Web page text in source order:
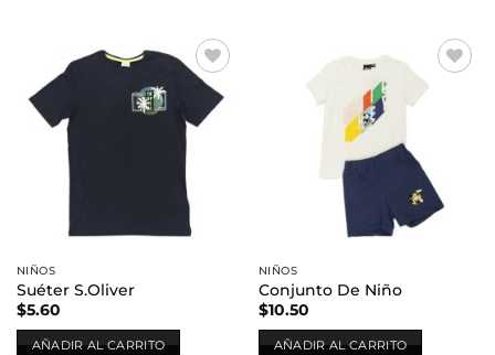
Añadir
lista de
deseos
NIÑOS
Suéter S.Oliver
$5.60
AÑADIR AL CARRITO
Añadir
NIÑOS
Conjunto De Niño
$10.50
AÑADIR AL CARRITO